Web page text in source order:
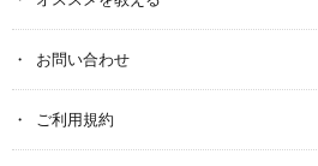
お問い合わせ
ご利用規約